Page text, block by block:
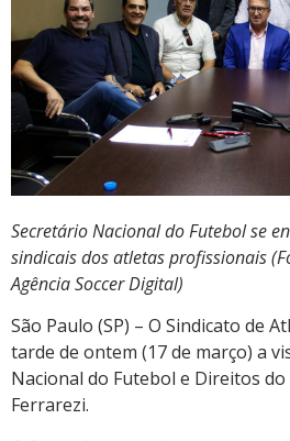
Secretário Nacional do Futebol se
sindicais dos atletas profissionais
Agência Soccer Digital)
São Paulo (SP) – O Sindicato de
tarde de ontem (17 de março) a
Nacional do Futebol e Direitos
Ferrarezi.